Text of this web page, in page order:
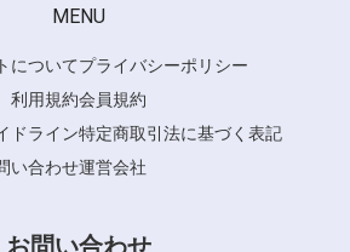
MENU
についてプライバシーポリシー
利用規約会員規約
ドライン特定商取引法に基づく表記
い合わせ運営会社
お問い合わせ